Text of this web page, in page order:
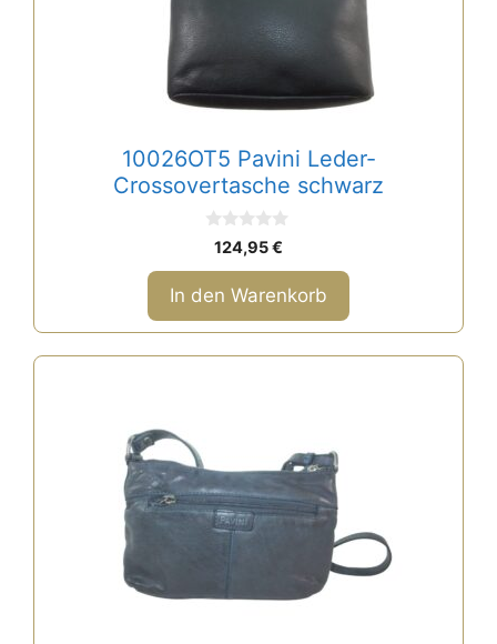
10026OT5 Pavini Leder-
Crossovertasche schwarz
o
n
5
124,95€
In den Warenkorb